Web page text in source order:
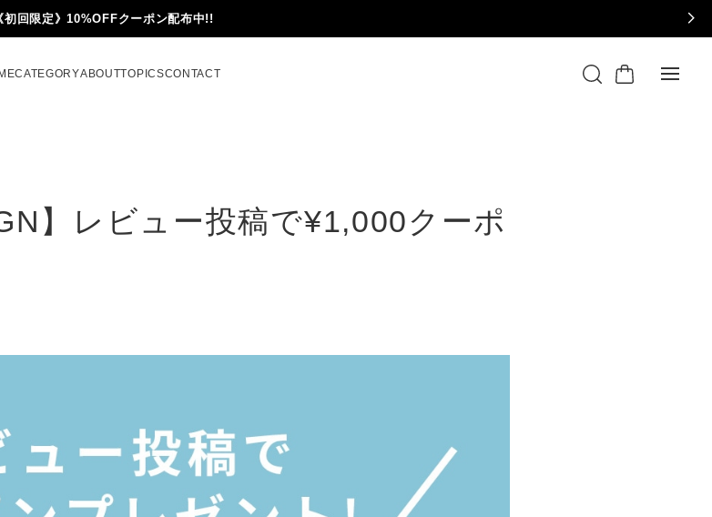
初回限定》10%OFFクーポン配布中!!
CATEGORYABOUTTOPICSCONTACT
】レビュー投稿で¥1,000クーポ